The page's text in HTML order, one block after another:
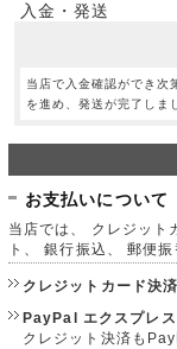
入金・発送
当店で入金確認ができ次
を進め、発送が完了しま
お支払いについて
当店では、 クレジット
ト、 銀行振込、 郵便
クレジットカード決済
PayPal エクスプレ
クレジット決済も